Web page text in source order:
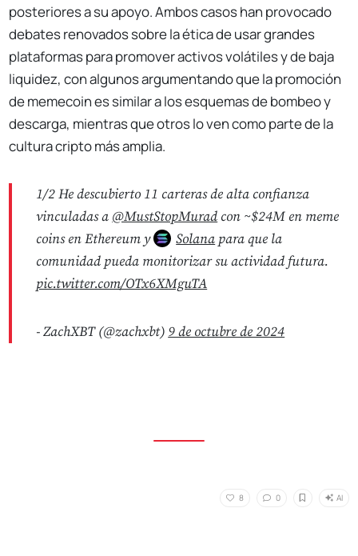
posteriores a su apoyo. Ambos casos han provocado
debates renovados sobre la ética de usar grandes
plataformas para promover activos volátiles y de baja
liquidez, con algunos argumentando que la promoción
de memecoin es similar a los esquemas de bombeo y
descarga, mientras que otros lo ven como parte de la
cultura cripto más amplia.
1/2 He descubierto 11 carteras de alta confianza
vinculadas a @MustStopMurad con ~$24M en meme
coins en Ethereum y
Solana para que la
comunidad pueda monitorizar su actividad futura.
pic.twitter.com/OTx6XMguTA
- ZachXBT (@zachxbt) 9 de octubre de 2024
8 0 AI